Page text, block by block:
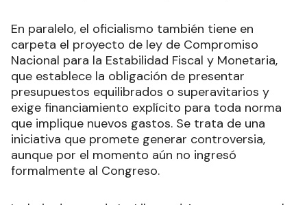
En paralelo, el oficialismo también tiene en
carpeta el proyecto de ley de Compromiso
Nacional para la Estabilidad Fiscal y Monetaria,
que establece la obligación de presentar
presupuestos equilibrados o superavitarios y
exige financiamiento explícito para toda norma
que implique nuevos gastos. Se trata de una
iniciativa que promete generar controversia,
aunque por el momento aún no ingresó
formalmente al Congreso.